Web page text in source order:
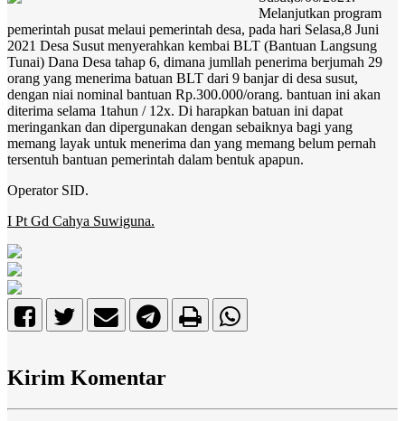
Melanjutkan program
pemerintah pusat melaui pemerintah desa, pada hari Selasa,8 Juni
2021 Desa Susut menyerahkan kembai BLT (Bantuan Langsung
Tunai) Dana Desa tahap 6, dimana jumllah penerima berjumah 29
orang yang menerima batuan BLT dari 9 banjar di desa susut,
dengan niai nominal bantuan Rp.300.000/orang. bantuan ini akan
diterima selama 1tahun / 12x. Di harapkan batuan ini dapat
meringankan dan dipergunakan dengan sebaiknya bagi yang
memang layak untuk menerima dan yang memang belum pernah
tersentuh bantuan pemerintah dalam bentuk apapun.
Operator SID.
I Pt Gd Cahya Suwiguna.
Kirim Komentar